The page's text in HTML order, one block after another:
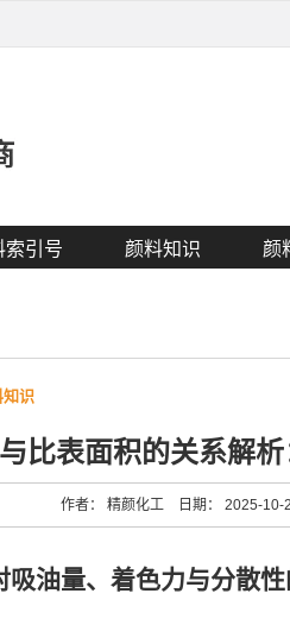
索引号 颜料知识 颜
知识
比表面积的关系解
作者： 精颜化工 日期： 2025-
油量、着色力与分散